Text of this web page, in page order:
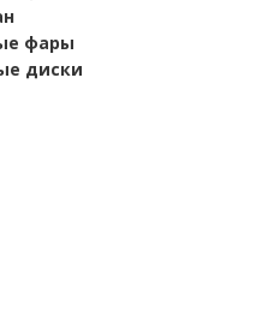
фары
диски